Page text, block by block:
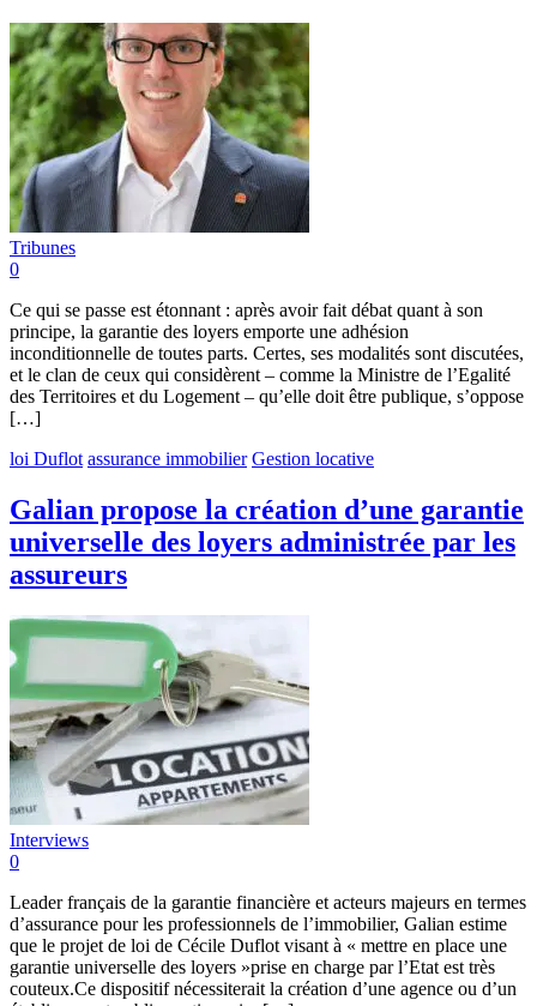
Tribunes
0
Ce qui se passe est étonnant : après avoir fait débat quant à son
principe, la garantie des loyers emporte une adhésion
inconditionnelle de toutes parts. Certes, ses modalités sont discutées,
et le clan de ceux qui considèrent – comme la Ministre de l’Egalité
des Territoires et du Logement – qu’elle doit être publique, s’oppose
[…]
loi Duflot assurance immobilier Gestion locative
Galian propose la création d’une garantie
universelle des loyers administrée par les
assureurs
Interviews
0
Leader français de la garantie financière et acteurs majeurs en termes
d’assurance pour les professionnels de l’immobilier, Galian estime
que le projet de loi de Cécile Duflot visant à « mettre en place une
garantie universelle des loyers »prise en charge par l’Etat est très
couteux.Ce dispositif nécessiterait la création d’une agence ou d’un